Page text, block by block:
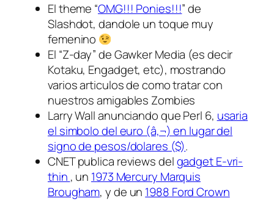
El theme “OMG!!! Ponies!!!” de
Slashdot, dandole un toque muy
femenino
El “Z-day” de Gawker Media (es decir
Kotaku, Engadget, etc), mostrando
varios articulos de como tratar con
nuestros amigables Zombies
Larry Wall anunciando que Perl 6, usaria
el simbolo del euro (â‚¬) en lugar del
signo de pesos/dolares ($).
CNET publica reviews delgadget E-vri-
thin , un 1973 Mercury Marquis
Brougham, y de un 1988 Ford Crown